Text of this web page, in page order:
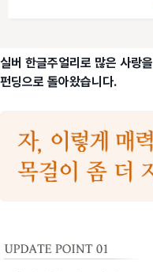
실버 한글주얼리로 많은 사랑
펀딩으로 돌아왔습니다.